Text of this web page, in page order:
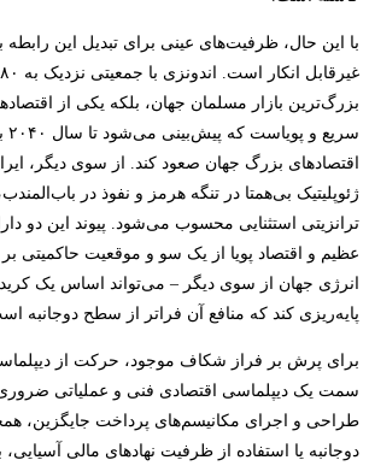
با این حال، ظرفیت‌های عینی برای تبدیل این
بزرگ‌ترین بازار مسلمان جهان، بلکه یکی از
اقتصادهای بزرگ جهان صعود کند. از سوی دیگر،
ژئوپلیتیک بی‌همتا در تنگه هرمز و نفوذ در
ترانزیتی استثنایی محسوب می‌شود. پیوند این دو
عظیم و اقتصاد پویا از یک سو و موقعیت حاکمیتی
انرژی جهان از سوی دیگر – می‌تواند اساس یک
پایه‌ریزی کند که منافع آن فراتر از سطح دوجانبه
برای پرش بر فراز شکاف موجود، حرکت از
سمت یک دیپلماسی اقتصادی فنی و عملیاتی
طراحی و اجرای مکانیسم‌های پرداخت جایگزین،
دوجانبه یا استفاده از ظرفیت نهادهای مالی